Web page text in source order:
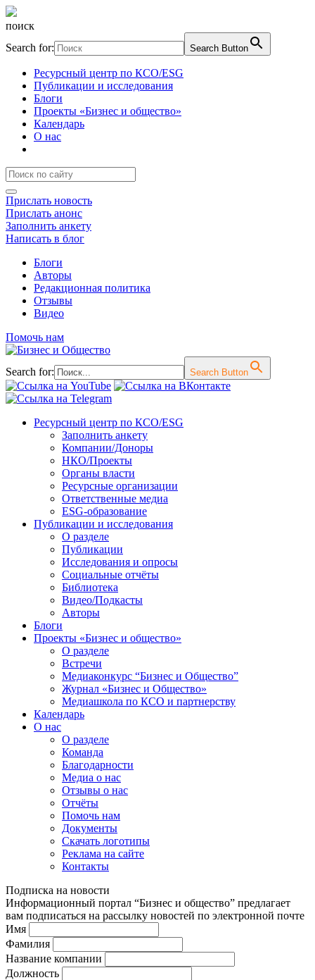
поиск
Search for:
Search Button
Ресурсный центр по КСО/ESG
Публикации и исследования
Блоги
Проекты «Бизнес и общество»
Календарь
О нас
Прислать новость
Прислать анонс
Заполнить анкету
Написать в блог
Блоги
Авторы
Редакционная политика
Отзывы
Видео
Помочь нам
Search for: Search Button
Перейти
содержимому
Ресурсный центр по КСО/ESG
Заполнить анкету
Компании/Доноры
НКО/Проекты
Органы власти
Ресурсные организации
Ответственные медиа
ESG-образование
Публикации и исследования
О разделе
Публикации
Исследования и опросы
Социальные отчёты
Библиотека
Видео/Подкасты
Авторы
Блоги
Проекты «Бизнес и общество»
О разделе
Встречи
Медиаконкурс “Бизнес и Общество”
Журнал «Бизнес и Общество»
Медиашкола по КСО и партнерству
Календарь
О нас
О разделе
Команда
Благодарности
Медиа о нас
Отзывы о нас
Отчёты
Помочь нам
Документы
Скачать логотипы
Реклама на сайте
Контакты
Подписка на новости
Информационный портал “Бизнес и общество” предлагает
вам подписаться на рассылку новостей по электронной почте
Имя
Фамилия
Название компании
Должность